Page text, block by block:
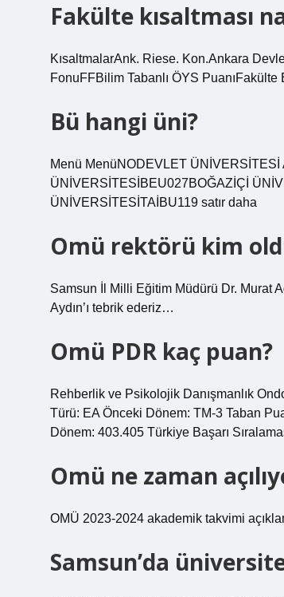
Fakülte kısaltması
KısaltmalarAnk. Riese. Kon.Ankara
FonuFFBilim Tabanlı ÖYS
Bü hangi üni?
Menü MenüNODEVLET
ÜNİVERSİTESİBEU027BOĞAZİÇİ
ÜNİVERSİTESİTAİBU119 satır daha
Omü rektörü kim
Samsun İl Milli Eğitim Müdürü Dr. Murat
Aydın’ı tebrik ederiz…
Omü PDR kaç puan?
Rehberlik ve Psikolojik Danışmanlık
Türü: EA Önceki Dönem: TM-3 Taban
Dönem: 403.405 Türkiye Başarı
Omü ne zaman
OMÜ 2023-2024 akademik takvimi
Samsun’da